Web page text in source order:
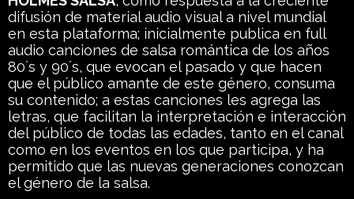
difusión de material audio visual a nivel mundial
en esta plataforma; inicialmente publica en full
audio canciones de salsa romántica de los años
80´s y 90´s, que evocan el pasado y que hacen
que el público amante de este género, consuma
su contenido; a estas canciones les agrega las
letras, que facilitan la interpretación e interacción
del público de todas las edades, tanto en el canal
como en los eventos en los que participa, y ha
permitido que las nuevas generaciones conozcan
el género de la salsa.